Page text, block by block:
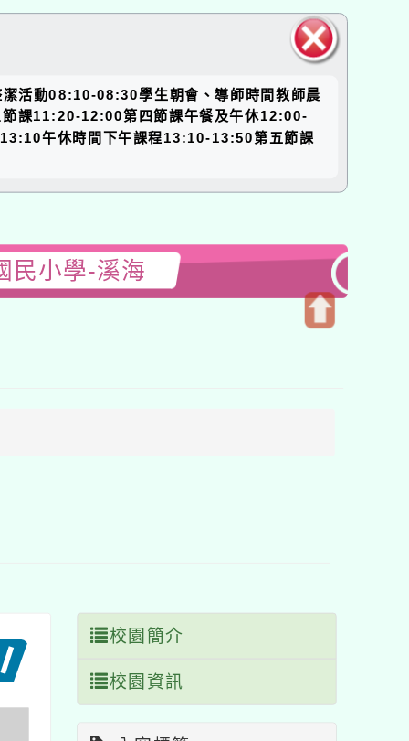
塊
活動08:10-08:30學生朝會、導師時間教師晨
課11:20-12:00第四節課午餐及午休12:00-
午休時間下午課程13:10-13:50第五節課
民小學-溪海
校園簡介
校園資訊